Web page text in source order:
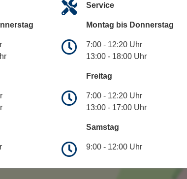
Service
Montag bis Donnerstag
7:00 - 12:20 Uhr
13:00 - 18:00 Uhr
Freitag
7:00 - 12:20 Uhr
13:00 - 17:00 Uhr
Samstag
9:00 - 12:00 Uhr